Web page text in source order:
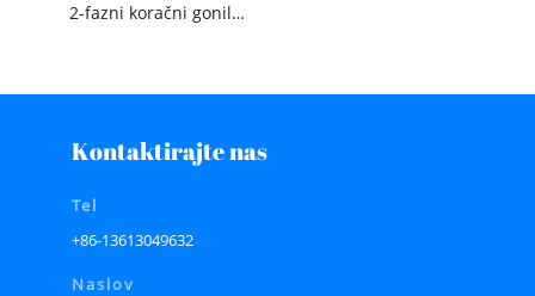
2-fazni koračni gonilnik RS485 Nema 34
Kontaktirajte nas
Tel
+86-13613049632
Naslov